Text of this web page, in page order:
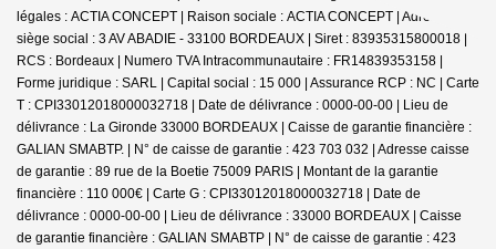
légales : ACTIA CONCEPT | Raison sociale : ACTIA CONCEPT | Adresse
siège social : 3 AV ABADIE - 33100 BORDEAUX | Siret : 83935315800018 |
RCS : Bordeaux | Numero TVA Intracommunautaire : FR14839353158 |
Forme juridique : SARL | Capital social : 15 000 | Assurance RCP : NC | Carte
T : CPI33012018000032718 | Date de délivrance : 0000-00-00 | Lieu de
délivrance : La Gironde 33000 BORDEAUX | Caisse de garantie financière :
GALIAN SMABTP. | N° de caisse de garantie : 423 703 032 | Adresse caisse
de garantie : 89 rue de la Boetie 75009 PARIS | Montant de la garantie
financière : 110 000€ | Carte G : CPI33012018000032718 | Date de
délivrance : 0000-00-00 | Lieu de délivrance : 33000 BORDEAUX | Caisse
de garantie financière : GALIAN SMABTP | N° de caisse de garantie : 423